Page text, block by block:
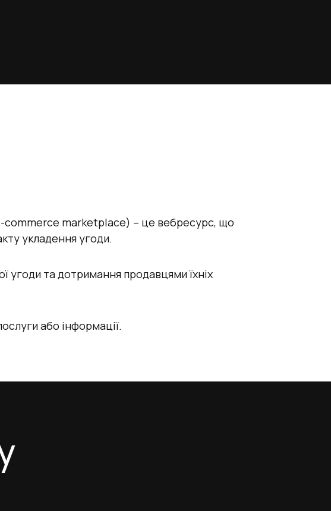
commerce marketplace) – це вебресурс, що
укладення угоди.
та дотримання продавцями їхніх
або інформації.